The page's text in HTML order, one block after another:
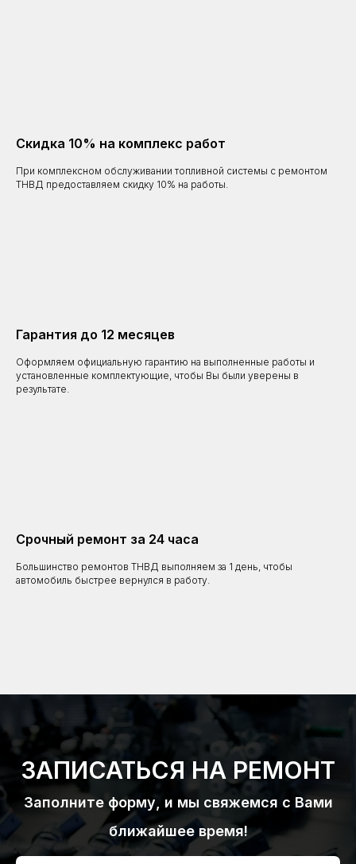
Скидка 10% на комплекс работ
При комплексном обслуживании топливной системы с ремонтом
ТНВД предоставляем скидку 10% на работы.
Гарантия до 12 месяцев
Оформляем официальную гарантию на выполненные работы и
установленные комплектующие, чтобы Вы были уверены в
результате.
Срочный ремонт за 24 часа
Большинство ремонтов ТНВД выполняем за 1 день, чтобы
автомобиль быстрее вернулся в работу.
ЗАПИСАТЬСЯ НА РЕМОНТ
Заполните форму, и мы свяжемся с Вами
ближайшее время!